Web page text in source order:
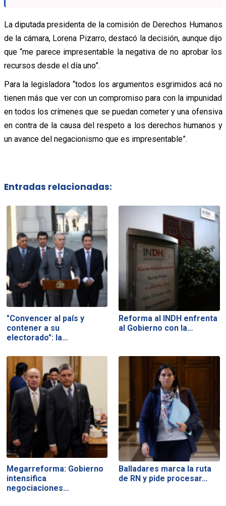
La diputada presidenta de la comisión de Derechos Humanos
de la cámara, Lorena Pizarro, destacó la decisión, aunque dijo
que “me parece impresentable la negativa de no aprobar los
recursos desde el día uno”.
Para la legisladora “todos los argumentos esgrimidos acá no
tienen más que ver con un compromiso para con la impunidad
en todos los crímenes que se puedan cometer y una ofensiva
en contra de la causa del respeto a los derechos humanos y
un avance del negacionismo que es impresentable”.
Entradas relacionadas:
"Convencer al país y
contener a su
electorado": la…
Reforma al INDH enfrenta
al Gobierno con la…
Megarreforma: Gobierno
intensifica
negociaciones…
Balladares marca la ruta
de RN y pide procesar…